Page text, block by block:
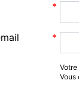
Votre
Vous